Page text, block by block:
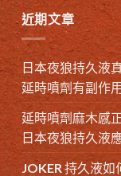
近期文章
日本夜狼持久液
延時噴劑有副作
延時噴劑麻木感
日本夜狼持久液
JOKER 持久液